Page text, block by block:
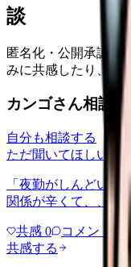
談
匿名化・公開承認済
みに共感したり、自
カンゴさん相談室
自分も相談する
ただ聞いてほしい
「夜勤がしんどい」
関係が辛くて、、、
共感 0 コメント
共感する